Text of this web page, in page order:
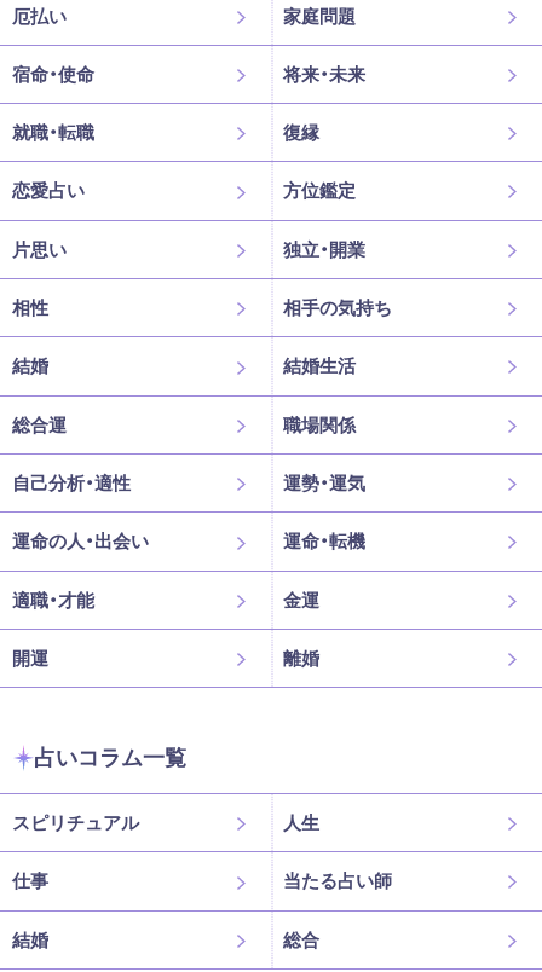
厄払い 家庭問題
宿命・使命 将来・未来
就職・転職 復縁
恋愛占い 方位鑑定
片思い 独立・開業
相性 相手の気持ち
結婚 結婚生活
総合運 職場関係
自己分析・適性 運勢・運気
運命の人・出会い 運命・転機
適職・才能 金運
開運 離婚
占いコラム一覧
スピリチュアル 人生
仕事 当たる占い師
結婚 総合